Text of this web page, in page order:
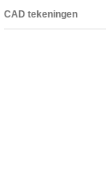
CAD tekeningen